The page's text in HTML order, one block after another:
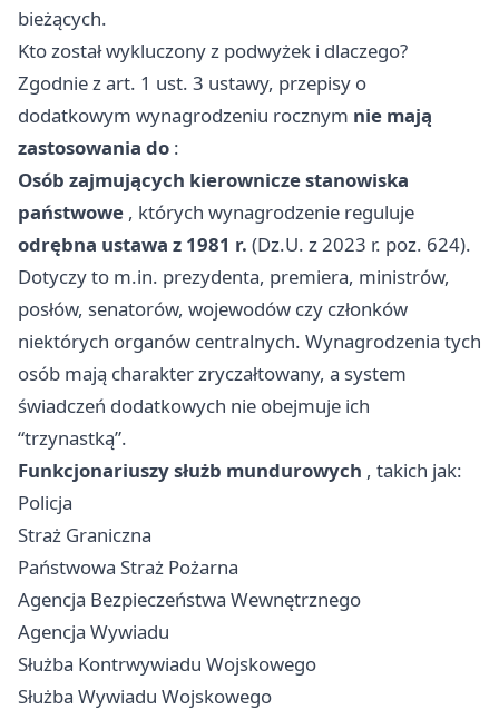
bieżących.
Kto został wykluczony z podwyżek i dlaczego?
Zgodnie z art. 1 ust. 3 ustawy, przepisy o
dodatkowym wynagrodzeniu rocznym nie mają
zastosowania do :
Osób zajmujących kierownicze stanowiska
państwowe , których wynagrodzenie reguluje
odrębna ustawa z 1981 r. (Dz.U. z 2023 r. poz. 624).
Dotyczy to m.in. prezydenta, premiera, ministrów,
posłów, senatorów, wojewodów czy członków
niektórych organów centralnych. Wynagrodzenia tych
osób mają charakter zryczałtowany, a system
świadczeń dodatkowych nie obejmuje ich
“trzynastką”.
Funkcjonariuszy służb mundurowych , takich jak:
Policja
Straż Graniczna
Państwowa Straż Pożarna
Agencja Bezpieczeństwa Wewnętrznego
Agencja Wywiadu
Służba Kontrwywiadu Wojskowego
Służba Wywiadu Wojskowego